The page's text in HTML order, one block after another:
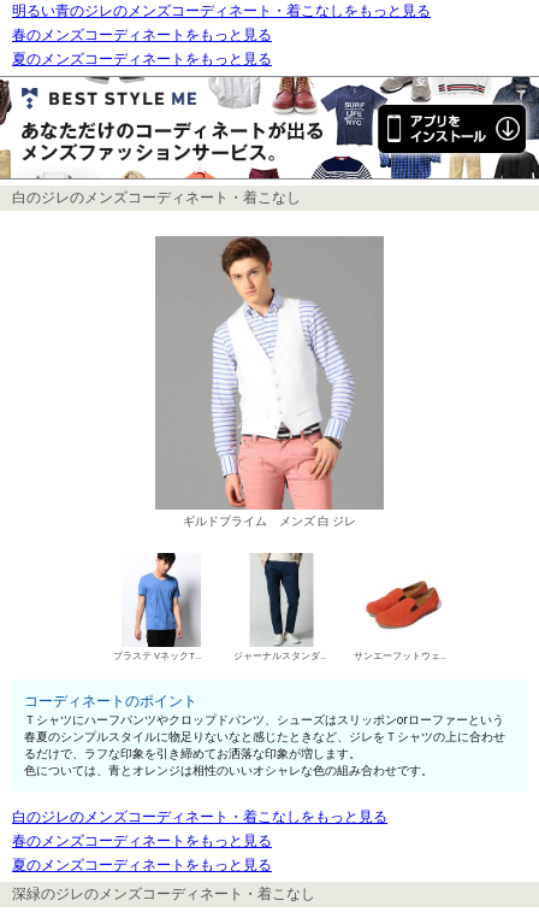
明るい青のジレのメンズコーディネート・着こなしをもっと見る
春のメンズコーディネートをもっと見る
夏のメンズコーディネートをもっと見る
白のジレのメンズコーディネート・着こなし
ギルドプライム メンズ 白 ジレ
プラステ VネックTシャツ ジャーナルスタンダード チノパン・綿パン サンエーフットウェア スリッポン
コーディネートのポイント
Ｔシャツにハーフパンツやクロップドパンツ、シューズはスリッポンorローファーという
春夏のシンプルスタイルに物足りないなと感じたときなど、ジレをＴシャツの上に合わせ
るだけで、ラフな印象を引き締めてお洒落な印象が増します。
色については、青とオレンジは相性のいいオシャレな色の組み合わせです。
白のジレのメンズコーディネート・着こなしをもっと見る
春のメンズコーディネートをもっと見る
夏のメンズコーディネートをもっと見る
深緑のジレのメンズコーディネート・着こなし